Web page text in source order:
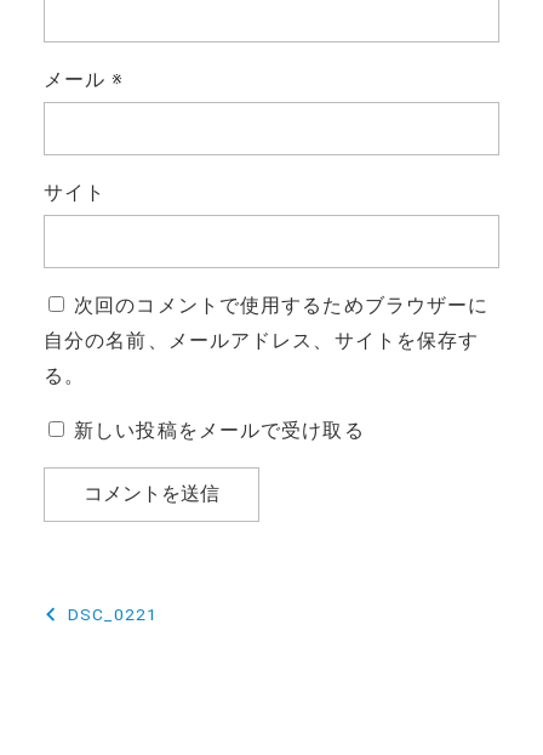
メール※
サイト
次回のコメントで使用するためブラウザーに
自分の名前、メールアドレス、サイトを保存す
る。
新しい投稿をメールで受け取る
投
DSC_0221